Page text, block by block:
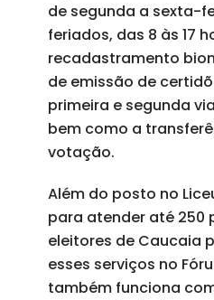
de segunda a sexta-
feriados, das 8 às 17
recadastramento
de emissão de
primeira e segunda
bem como a
votação.
Além do posto no
para atender até 250
eleitores de Caucaia
esses serviços no
também funciona